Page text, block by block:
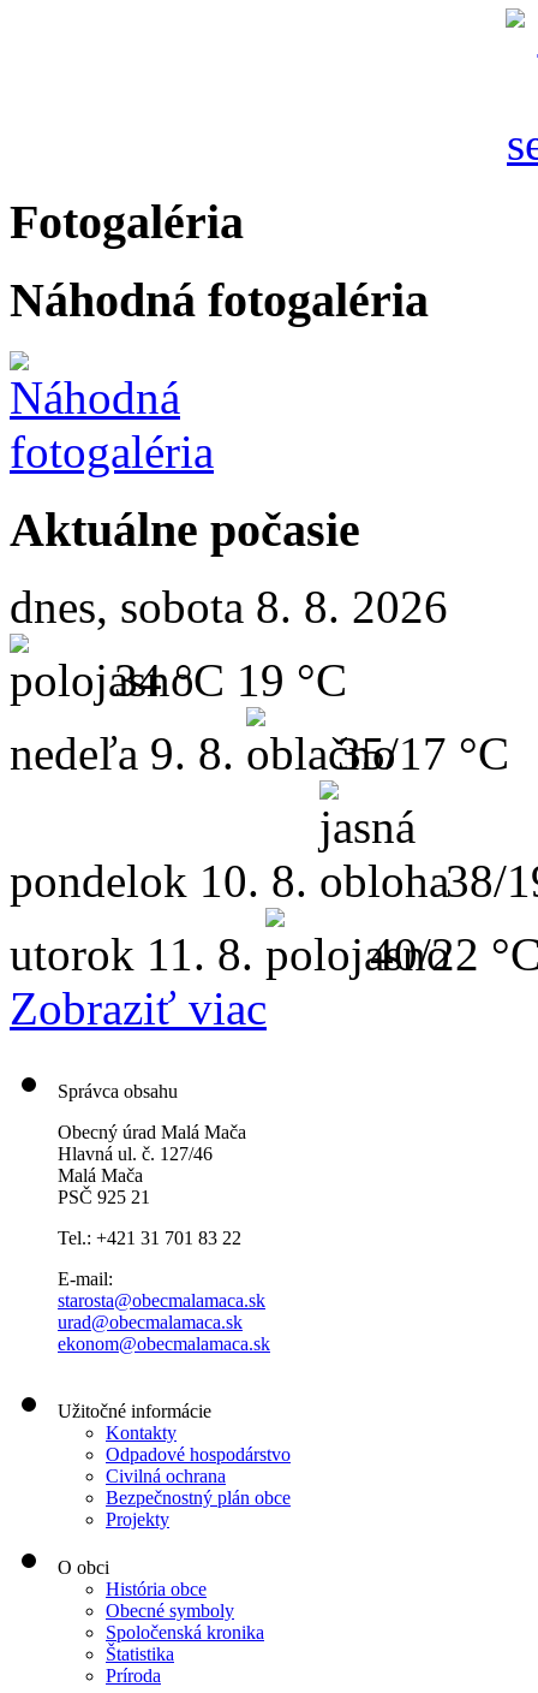
Fotogaléria
Náhodná fotogaléria
Aktuálne počasie
dnes, sobota 8. 8. 2026
34 °C 19 °C
nedeľa 9. 8. 35/17 °C
pondelok 10. 8.
38/
utorok 11. 8.
40/22
Zobraziť viac
Správca obsahu
Obecný úrad Malá Mača
Hlavná ul. č. 127/46
Malá Mača
PSČ 925 21
Tel.: +421 31 701 83 22
E-mail:
starosta@obecmalamaca.sk
urad@obecmalamaca.sk
ekonom@obecmalamaca.sk
Užitočné informácie
Kontakty
Odpadové hospodárstvo
Civilná ochrana
Bezpečnostný plán obce
Projekty
O obci
História obce
Obecné symboly
Spoločenská kronika
Štatistika
Príroda